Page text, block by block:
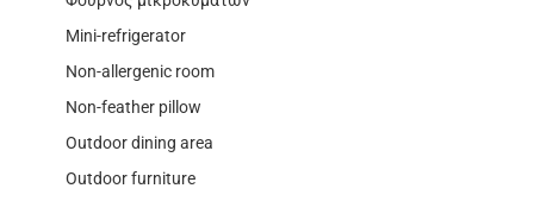
Mini-refrigerator
Non-allergenic room
Non-feather pillow
Outdoor dining area
Outdoor furniture